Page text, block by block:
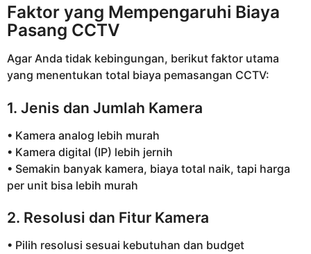
Faktor yang Mempengaruhi Biaya
Pasang CCTV
Agar Anda tidak kebingungan, berikut faktor utama
yang menentukan total biaya pemasangan CCTV:
1. Jenis dan Jumlah Kamera
• Kamera analog lebih murah
• Kamera digital (IP) lebih jernih
• Semakin banyak kamera, biaya total naik, tapi harga
per unit bisa lebih murah
2. Resolusi dan Fitur Kamera
• Pilih resolusi sesuai kebutuhan dan budget